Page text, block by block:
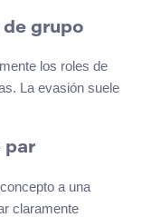
grupo
los roles de
La evasión suele
par
a una
claramente